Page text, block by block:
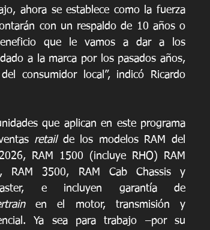
ahora se establece como la fuerza
con un respaldo de 10 años o
que le vamos a dar a los
a la marca por los pasados años,
consumidor local”, indicó Ricardo
que aplican en este programa
retail de los modelos RAM del
RAM 1500 (incluye RHO) RAM
RAM 3500, RAM Cab Chassis y
en el motor, transmisión y
Ya sea para trabajo –por su